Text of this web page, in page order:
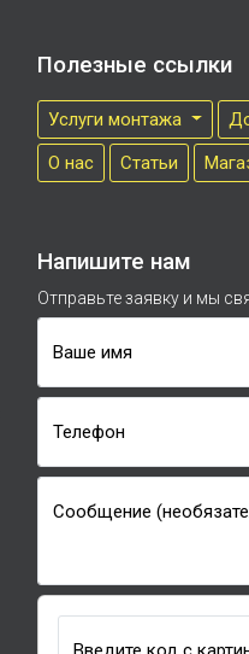
Полезные ссылки
Услуги монтажа
О нас
Cтатьи
Напишите нам
Отправьте заявку и мы
Ваше имя
Телефон
Сообщение